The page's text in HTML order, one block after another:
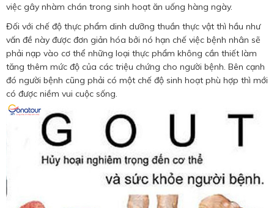
việc gây nhàm chán trong sinh hoạt ăn uống hàng ngày.
Đối với chế độ thực phẩm dinh dưỡng thuần thực vật thì hầu như
vấn đề này được đơn giản hóa bởi nó hạn chế việc bệnh nhân sẽ
phải nạp vào cơ thể những loại thực phẩm không cần thiết làm
tăng thêm mức độ của các triệu chứng cho người bệnh. Bên cạnh
đó người bệnh cũng phải có một chế độ sinh hoạt phù hợp thì mới
có được niềm vui cuộc sống.